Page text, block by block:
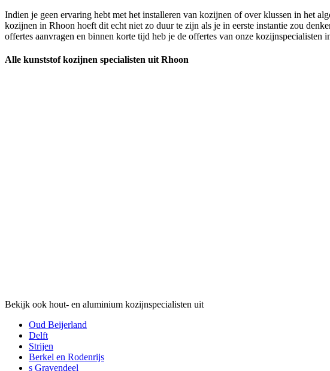
Indien je geen ervaring hebt met het installeren van kozijnen of over klussen in het
kozijnen in Rhoon hoeft dit echt niet zo duur te zijn als je in eerste instantie zou
offertes aanvragen en binnen korte tijd heb je de offertes van onze kozijnspecialisten
Alle kunststof kozijnen specialisten uit Rhoon
Bekijk ook hout- en aluminium kozijnspecialisten uit
Oud Beijerland
Delft
Strijen
Berkel en Rodenrijs
s Gravendeel